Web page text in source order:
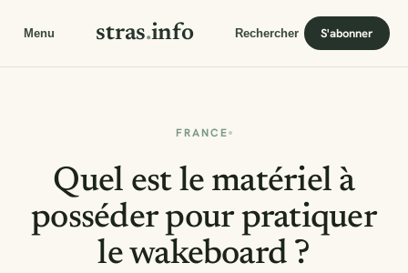
Menu stras.info Rechercher S'abonner
FRANCE
Quel est le matériel à
posséder pour pratiquer
le wakeboard ?